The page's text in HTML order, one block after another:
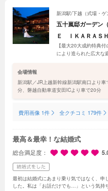
ています。上質なおもてなしが感じられる
新潟駅/下越（式場・ゲ
五十嵐邸ガーデ
Ｅ ＩＫＡＲＡＳＨ
【最大20大成約特典
により造られた広大な
会場情報
新潟駅／JR上越新幹線新潟駅南口より
分、磐越自動車道安田ICより車で20分
費用画像 1件 全クチコミ 179件
最高＆最幸！な結婚式
総合満足度
最初は結婚式にあまり乗り気ではなく、
した。私は「お話だけでも…」という気持